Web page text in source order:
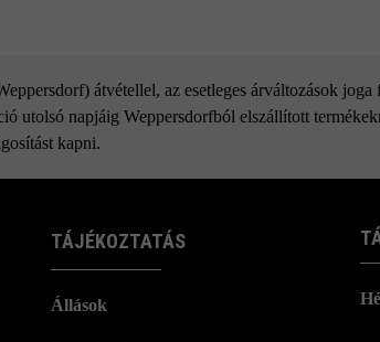
átvétellel, az esetleges árváltozások
utolsó napjáig Weppersdorfból elszállított
kapni.
TÁJÉKOZTATÁS
Állások